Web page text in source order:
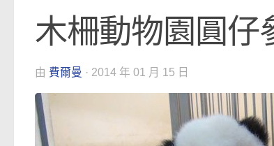
木柵動物園圓仔
由 費爾曼 · 2014 年 01 月 15 日